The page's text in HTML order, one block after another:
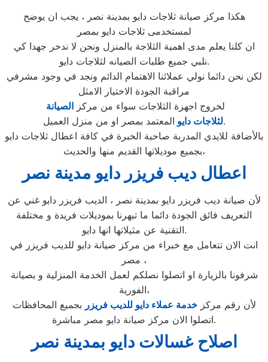
هكذا مركز صيانة ثلاجات دايو بمدينة نصر ، يجب ان يوضح
لمستخدمى ثلاجات دايو بمصر
ان كلنا يعلم مدى اهمية الثلاجة بالمنزل ونحن لا ندخر جهدا كي
نلبي جميع طلبات الصيانه لثلاجات دايو.
لكن نحن دائما نولي عملائنا الاهتمام الدائم ونجد في وجود مشرفي
مراقبة الجودة الاختيار الامثل
لخروج اجهزة الثلاجات سواء من مركز الصيانة
لثلاجات دايوالمعتمد بمصر او من منزل العميل.
بالأضافة للايدي المدربة صاحبة الخبرة في كافة اعطال ثلاجات دايو
بجميع موديلاتها القديم منها والحديث،
اعطال ديب فريزر دايو مدينة نصر
لأن صيانة ديب فريزر دايو بمدينة نصر ، الديب فريزر دايو غني عن
التعريف فائق الجودة دائما ما تبهرنا بموديلات فريدة و مختلفة
التقنية عن مثيلاتها انها دايو.
انت الان تتعامل مع خبراء من مركز صيانة دايو للديب فريزر في
مصر ،
شرفونا بالزيارة او اتصلوا نصلكم لعمل الخدمة المنزلية و بصيانة
الفورية،
لأن رقم مركزخدمة عملاء دايو للديب فريزر بجميع المحافظات
اتصلوا الان مركز صيانة دايو مصر مباشرة.
اصلاح غسالات دايو بمدينة نصر